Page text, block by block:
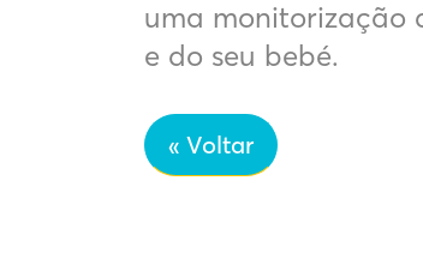
uma monitorização
e do seu bebé.
« Voltar